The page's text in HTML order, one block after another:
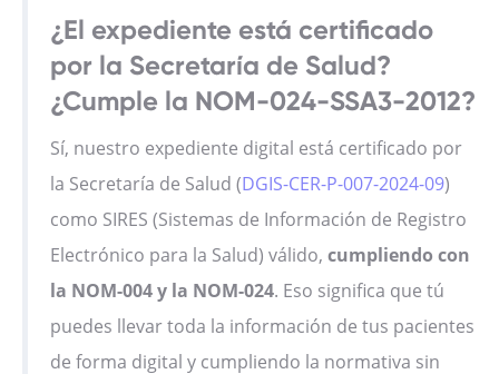
¿El expediente está certificado
por la Secretaría de Salud?
¿Cumple la NOM-024-SSA3-2012?
Sí, nuestro expediente digital está certificado por
la Secretaría de Salud (DGIS-CER-P-007-2024-09)
como SIRES (Sistemas de Información de Registro
Electrónico para la Salud) válido, cumpliendo con
la NOM-004 y la NOM-024. Eso significa que tú
puedes llevar toda la información de tus pacientes
de forma digital y cumpliendo la normativa sin